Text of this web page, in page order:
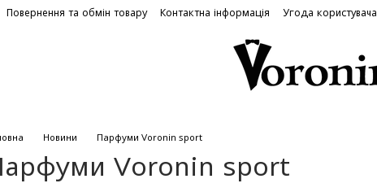
Повернення та обмін товару Контактна інформація Угода користувача
Новини Парфуми Voronin sport
Voronin sport